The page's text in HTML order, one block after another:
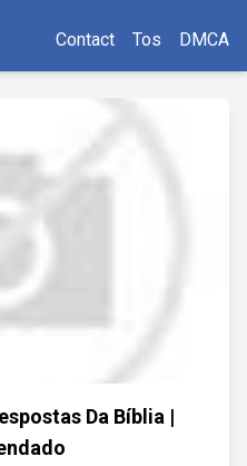
Contact Tos DMCA
Da Bíblia |